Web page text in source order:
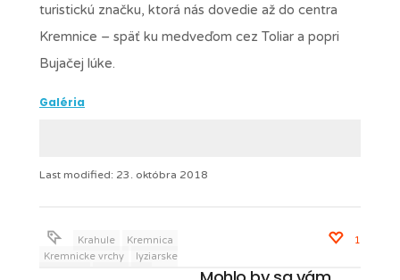
turistickú značku, ktorá nás dovedie až do centra
Kremnice – späť ku medveďom cez Toliar a popri
Bujačej lúke.
Galéria
Last modified: 23. októbra 2018
Krahule
Kremnica
Kremnicke vrchy
lyziarske
1